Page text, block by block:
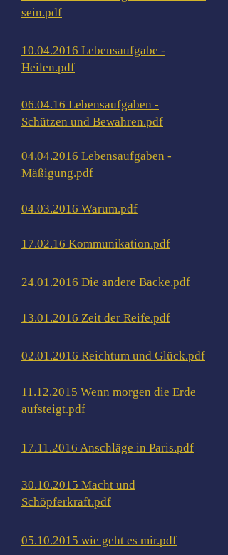
sein.pdf
10.04.2016 Lebensaufgabe -
Heilen.pdf
06.04.16 Lebensaufgaben -
Schützen und Bewahren.pdf
04.04.2016 Lebensaufgaben -
Mäßigung.pdf
04.03.2016 Warum.pdf
17.02.16 Kommunikation.pdf
24.01.2016 Die andere Backe.pdf
13.01.2016 Zeit der Reife.pdf
02.01.2016 Reichtum und Glück.pdf
11.12.2015 Wenn morgen die Erde
aufsteigt.pdf
17.11.2016 Anschläge in Paris.pdf
30.10.2015 Macht und
Schöpferkraft.pdf
05.10.2015 wie geht es mir.pdf